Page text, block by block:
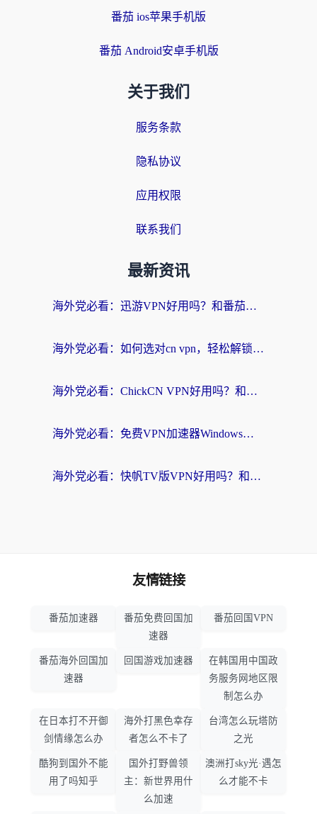
番茄 ios苹果手机版
番茄 Android安卓手机版
关于我们
服务条款
隐私协议
应用权限
联系我们
最新资讯
海外党必看：迅游VPN好用吗？和番茄加速器VPN对比哪个回国效果更好？
海外党必看：如何选对cn vpn，轻松解锁国内影音游戏？
海外党必看：ChickCN VPN好用吗？和星河VPN对比哪个回国效果更好？附真实体验+避坑指南
海外党必看：免费VPN加速器Windows版怎么选？附真实测评与无缝访问国内资源指南
海外党必看：快帆TV版VPN好用吗？和hi龟龟VPN对比哪个回国效果更好？附免费加速器选择指南
友情链接
番茄加速器
番茄免费回国加
速器
番茄回国VPN
番茄海外回国加
速器
回国游戏加速器
在韩国用中国政
务服务网地区限
制怎么办
在日本打不开御
剑情缘怎么办
海外打黑色幸存
者怎么不卡了
台湾怎么玩塔防
之光
酷狗到国外不能
用了吗知乎
国外打野兽领
主：新世界用什
么加速
澳洲打sky光·遇怎
么才能不卡